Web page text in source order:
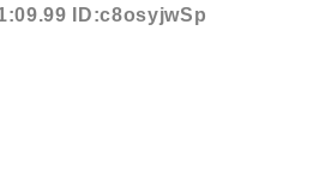
ID:c8osyjwSp